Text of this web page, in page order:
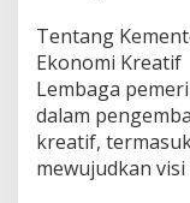
Tentang
Ekonomi Kreatif
Lembaga
dalam
kreatif,
mewujudkan